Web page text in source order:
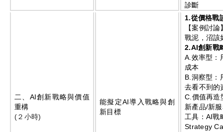
診斷
二、 AI創新戰略與價值
重構
(２小時)
能擬定AI導入戰略與創
新目標
1.從價格戰
【案例討
戰泥，沼該
2.AI創新戰
A.效率型：
成本
B.洞察型：
去看不到的
C.價值再造
新產品/新
工具： AI戰
Strategy